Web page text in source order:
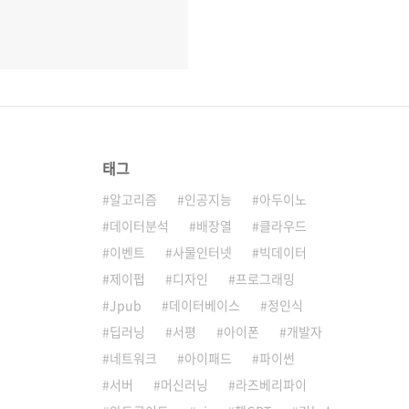
태그
알고리즘 인공지능
아두이노
데이터분석
배장열
클라우드
이벤트
사물인터넷
빅데이터
제이펍
디자인
프로그래밍
Jpub
데이터베이스
정인식
딥러닝
서평 아이폰
개발자
네트워크
아이패드
파이썬
서버
머신러닝
라즈베리파이